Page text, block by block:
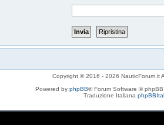
Copyright © 2016 - 2026 NauticForum.it
Powered by phpBB® Forum Software © phpBB
Traduzione Italiana